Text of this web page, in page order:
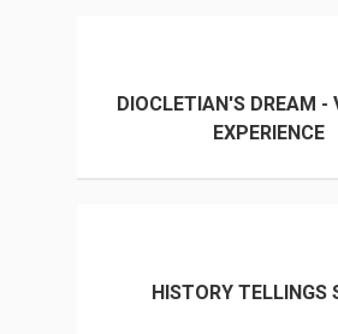
DIOCLETIAN'S DREAM -
EXPERIENCE
HISTORY TELLINGS